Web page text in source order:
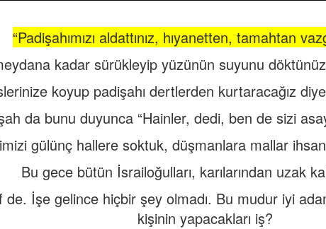
“Padişahımızı aldattınız, hıyanetten, tamahtan
kadar sürükleyip yüzünün suyunu
koyup padişahı dertlerden kurtaracağız
da bunu duyunca “Hainler, dedi, ben de sizi
gülünç hallere soktuk, düşmanlara mallar
Bu gece bütün İsrailoğulları, karılarından uzak
İşe gelince hiçbir şey olmadı. Bu mudur iyi
kişinin yapacakları iş?